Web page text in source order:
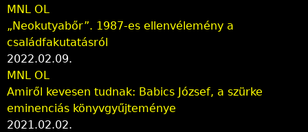
MNL OL
„Neokutyabőr”. 1987-es ellenvélemény a
családfakutatásról
2022.02.09.
MNL OL
Amiről kevesen tudnak: Babics József, a szürke
eminenciás könyvgyűjteménye
2021.02.02.